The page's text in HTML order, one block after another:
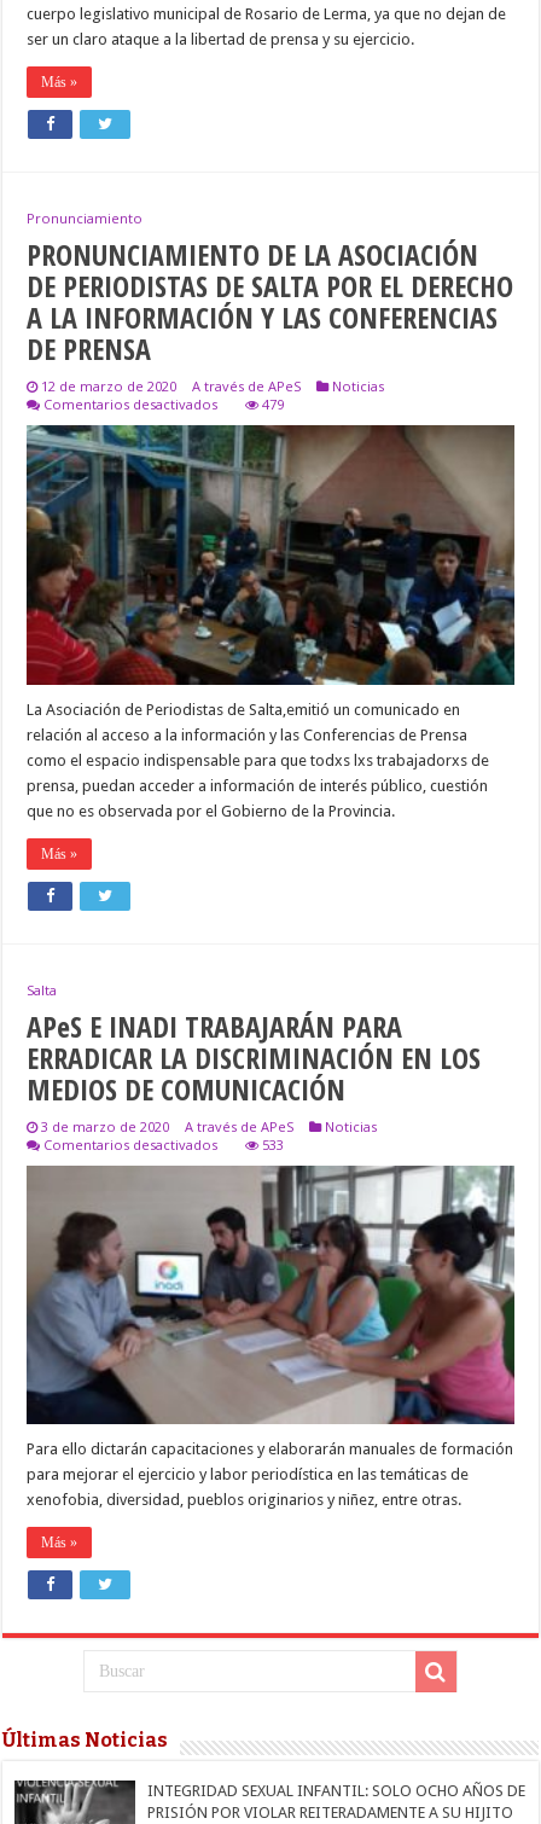
cuerpo legislativo municipal de Rosario de Lerma, ya que no dejan de
ser un claro ataque a la libertad de prensa y su ejercicio.
Más »
Pronunciamiento
PRONUNCIAMIENTO DE LA ASOCIACIÓN
DE PERIODISTAS DE SALTA POR EL DERECHO
A LA INFORMACIÓN Y LAS CONFERENCIAS
DE PRENSA
12 de marzo de 2020 A través de APeS
Noticias
Comentarios desactivadosen
LA
ASOCIACIÓN
PERIODISTAS
DE
SALTA
POR
EL
DERECHO
A
LA
INFORMACIÓN
Y
CONFERENCIAS
DE
479
La Asociación de Periodistas de Salta,emitió un comunicado en
relación al acceso a la información y las Conferencias de Prensa
como el espacio indispensable para que todxs lxs trabajadorxs de
prensa, puedan acceder a información de interés público, cuestión
que no es observada por el Gobierno de la Provincia.
Más »
Salta
APeS E INADI TRABAJARÁN PARA
ERRADICAR LA DISCRIMINACIÓN EN LOS
MEDIOS DE COMUNICACIÓN
3 de marzo de 2020 A través de APeS
Noticias
Comentarios desactivadosen
TRABAJARÁN
PARA
ERRADICAR
LA
DISCRIMINACIÓN
EN
LOS
MEDIOS
COMUNICACIÓN
533
Para ello dictarán capacitaciones y elaborarán manuales de formación
para mejorar el ejercicio y labor periodística en las temáticas de
xenofobia, diversidad, pueblos originarios y niñez, entre otras.
Más »
Últimas Noticias
INTEGRIDAD SEXUAL INFANTIL: SOLO OCHO AÑOS DE
PRISIÓN POR VIOLAR REITERADAMENTE A SU HIJITO